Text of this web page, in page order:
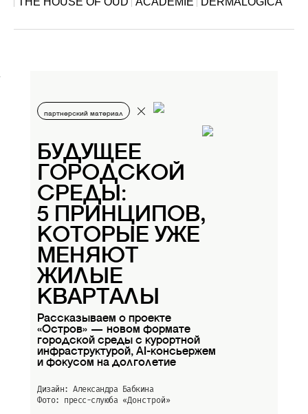
партнерский материал
БУДУЩЕЕ
ГОРОДСКОЙ
СРЕДЫ:
5 ПРИНЦИПОВ,
КОТОРЫЕ УЖЕ
МЕНЯЮТ
ЖИЛЫЕ
КВАРТАЛЫ
Рассказываем о проекте
«Остров» — новом формате
городской среды с курортной
инфраструктурой, AI-консьержем
и фокусом на долголетие
Дизайн: Александра Бабкина
Фото: пресс-слуюба «Донстрой»